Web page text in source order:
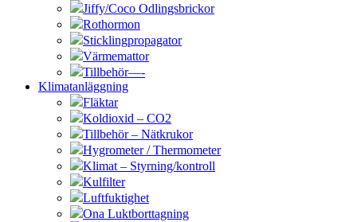
Jiffy/Coco Odlingsbrickor
Rothormon
Sticklingpropagator
Värmemattor
Tillbehör—-
Klimatanläggning
Fläktar
Koldioxid – CO2
Tillbehör – Nätkrukor
Hygrometer / Thermometer
Klimat – Styrning/kontroll
Kulfilter
Luftfuktighet
Ona Luktborttagning